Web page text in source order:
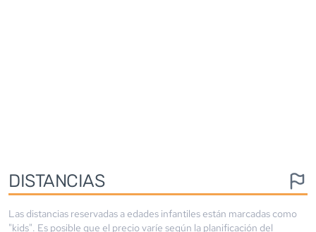
DISTANCIAS
Las distancias reservadas a edades infantiles están marcadas como
"kids". Es posible que el precio varíe según la planificación del